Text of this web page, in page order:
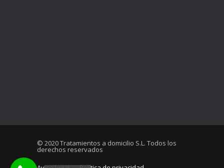
© 2020 Tratamientos a domicilio S.L. Todos los
derechos reservados